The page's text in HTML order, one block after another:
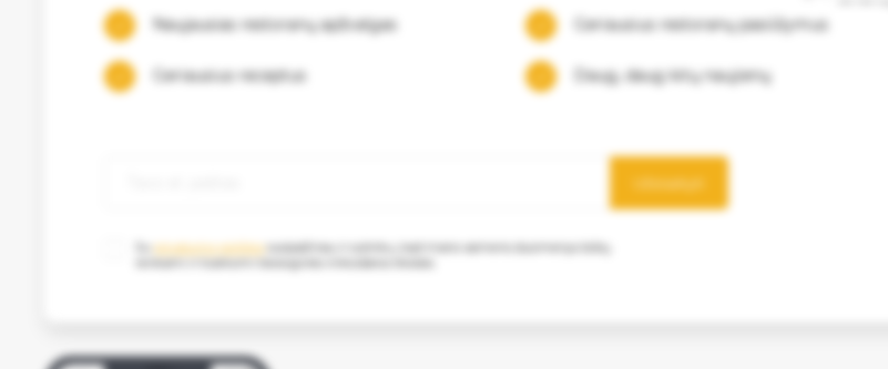
Naujausias restoranų apžvalgas Geriausius restoranų pasiūlymus
Geriausius receptus Daug, daug kitų naujienų
Užsisakyti
privatumo politika